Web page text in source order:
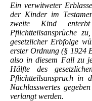
Ein verwitweter
der Kinder im
zweite Kind
Pflichtteilsansprüche
gesetzlicher Erbfolge
erster Ordnung (§ 1924
also in diesem Fall zu
Hälfte des
Pflichtteilsanspruch in
Nachlasswertes
verlangt werden.